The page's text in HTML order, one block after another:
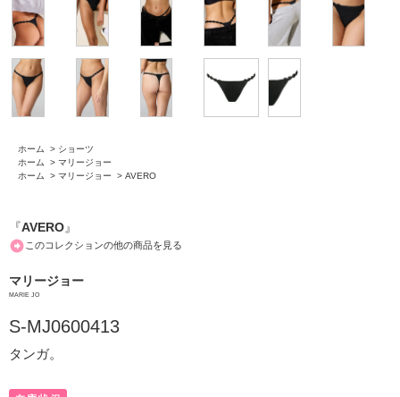
ホーム > ショーツ
ホーム
> マリージョー
ホーム
> マリージョー > AVERO
『AVERO』
このコレクションの他の商品を見る
マリージョー
MARIE JO
S-MJ0600413
タンガ。